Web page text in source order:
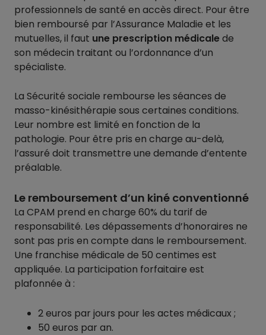
professionnels de santé en accès direct. Pour être
bien remboursé par l’Assurance Maladie et les
mutuelles, il faut une prescription médicalede
son médecin traitant ou l’ordonnance d’un
spécialiste.
La Sécurité sociale rembourse les séances de
masso-kinésithérapie sous certaines conditions.
Leur nombre est limité en fonction de la
pathologie. Pour être pris en charge au-delà,
l’assuré doit transmettre une demande d’entente
préalable.
Le remboursement d’un kiné conventionné
La CPAM prend en charge 60% du tarif de
responsabilité. Les dépassements d’honoraires ne
sont pas pris en compte dans le remboursement.
Une franchise médicale de 50 centimes est
appliquée. La participation forfaitaire est
plafonnée à :
2 euros par jours pour les actes médicaux ;
50 euros par an.